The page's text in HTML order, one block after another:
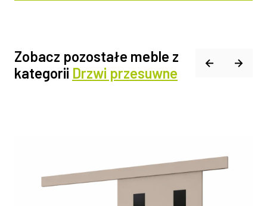
Zobacz pozostałe meble z
kategorii Drzwi przesuwne